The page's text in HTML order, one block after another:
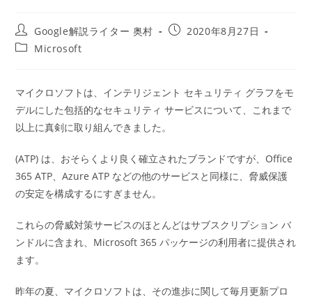
投
稿
者:
Google解説ライター 奥村
投
2020年8月27日
投
テ
ゴ
リ
ー:
Microsoft
マイクロソフトは、インテリジェント セキュリティ グラフをモ
デルにした包括的なセキュリティ サービスについて、これまで
以上に真剣に取り組んできました。
(ATP) は、おそらくより良く確立されたブランドですが、Office
365 ATP、Azure ATP などの他のサービスと同様に、脅威保護
の安定を構成するにすぎません。
これらの脅威対策サービスのほとんどはサブスクリプション バ
ンドルに含まれ、Microsoft 365 パッケージの利用者に提供され
ます。
昨年の夏、マイクロソフトは、その進歩に関して毎月更新プロ